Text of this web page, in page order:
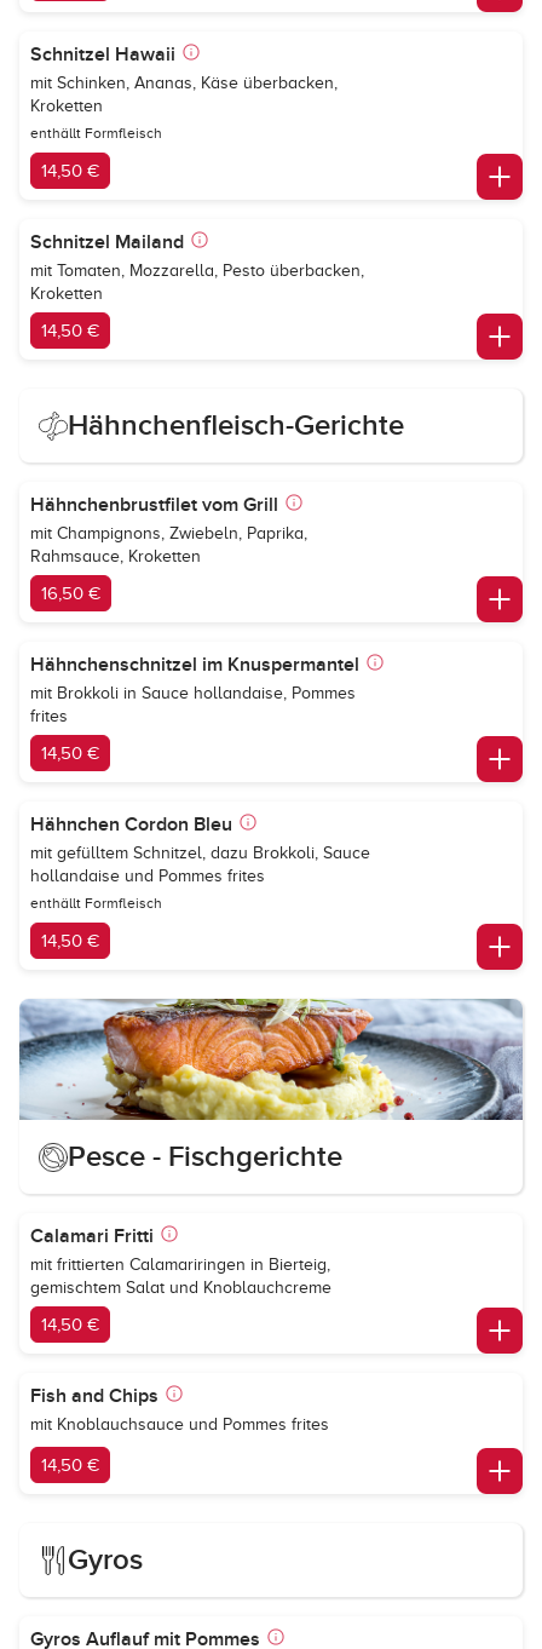
Schnitzel Hawaii
mit Schinken, Ananas, Käse überbacken,
Kroketten
enthällt Formfleisch
14,50 €
Schnitzel Mailand
mit Tomaten, Mozzarella, Pesto überbacken,
Kroketten
14,50 €
Hähnchenfleisch-Gerichte
Hähnchenbrustfilet vom Grill
mit Champignons, Zwiebeln, Paprika,
Rahmsauce, Kroketten
16,50 €
Hähnchenschnitzel im Knuspermantel
mit Brokkoli in Sauce hollandaise, Pommes
frites
14,50 €
Hähnchen Cordon Bleu
mit gefülltem Schnitzel, dazu Brokkoli, Sauce
hollandaise und Pommes frites
enthällt Formfleisch
14,50 €
Pesce - Fischgerichte
Calamari Fritti
mit frittierten Calamariringen in Bierteig,
gemischtem Salat und Knoblauchcreme
14,50 €
Fish and Chips
mit Knoblauchsauce und Pommes frites
14,50 €
Gyros
Gyros Auflauf mit Pommes